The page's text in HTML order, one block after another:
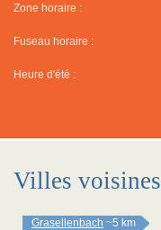
Zone horaire :
Fuseau horaire :
Heure d'été :
Villes voisines
Grasellenbach ~5 km